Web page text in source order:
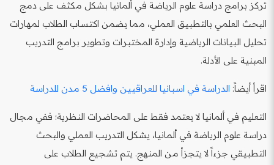
تركز برامج دراسة علوم الرياضة في ألمانيا بشكل مكثف على دمج
البحث العلمي بالتطبيق العملي، مما يضمن اكتساب الطلاب لمهارات
تحليل البيانات الرياضية وإدارة المختبرات وتطوير برامج التدريب
المبنية على الأدلة.
اقرأ أيضاً: الدراسة في اسبانيا للعراقيين وافضل 5 مدن للدراسة
التعليم في ألمانيا لا يعتمد فقط على المحاضرات النظرية؛ ففي مجال
دراسة علوم الرياضة في ألمانيا، يشكل التدريب العملي والبحث
التطبيقي جزءاً لا يتجزأ من المنهج. يتم تشجيع الطلاب على